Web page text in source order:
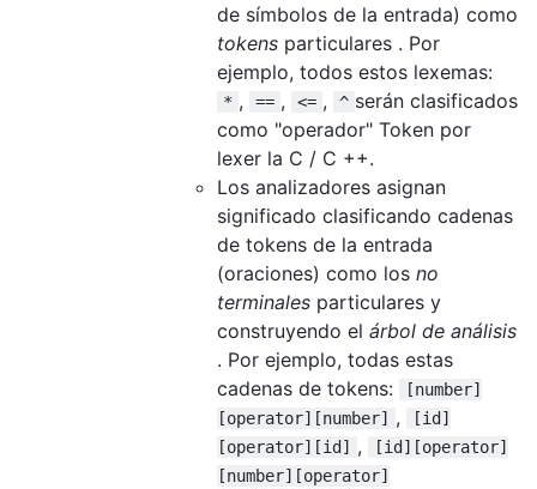
de símbolos de la entrada) como
tokens particulares . Por
ejemplo, todos estos lexemas:
* , == , <= , ^ serán clasificados
como "operador" Token por
lexer la C / C ++.
Los analizadores asignan
significado clasificando cadenas
de tokens de la entrada
(oraciones) como los no
terminales particulares y
construyendo el árbol de análisis
. Por ejemplo, todas estas
cadenas de tokens:
[number]
[operator][number] ,
[id]
[operator][id] ,
[id][operator]
[number][operator]